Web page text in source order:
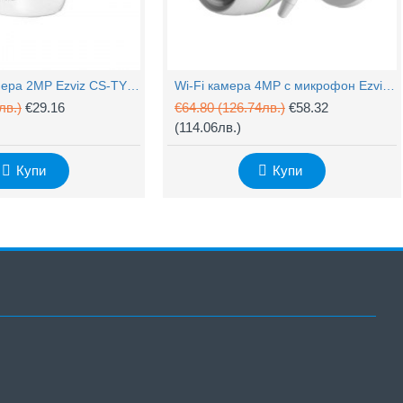
(1.32лв.) €0.55(1.08лв.)
Купи
€29.16
Купи
€64.80(126.74лв.) €58.32
(114.06лв.)
Купи